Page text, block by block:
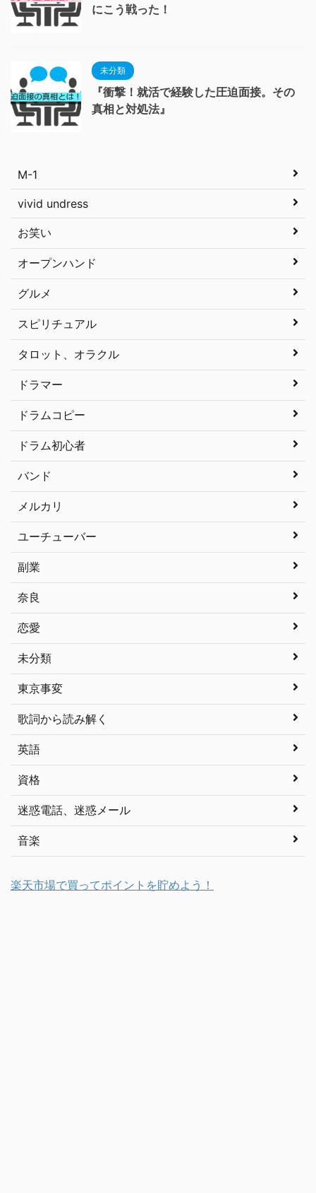
にこう戦った！
未分類
『衝撃！就活で経験した圧迫面接。その
真相と対処法』
M-1
vivid undress
お笑い
オープンハンド
グルメ
スピリチュアル
タロット、オラクル
ドラマー
ドラムコピー
ドラム初心者
バンド
メルカリ
ユーチューバー
副業
奈良
恋愛
未分類
東京事変
歌詞から読み解く
英語
資格
迷惑電話、迷惑メール
音楽
楽天市場で買ってポイントを貯めよう！